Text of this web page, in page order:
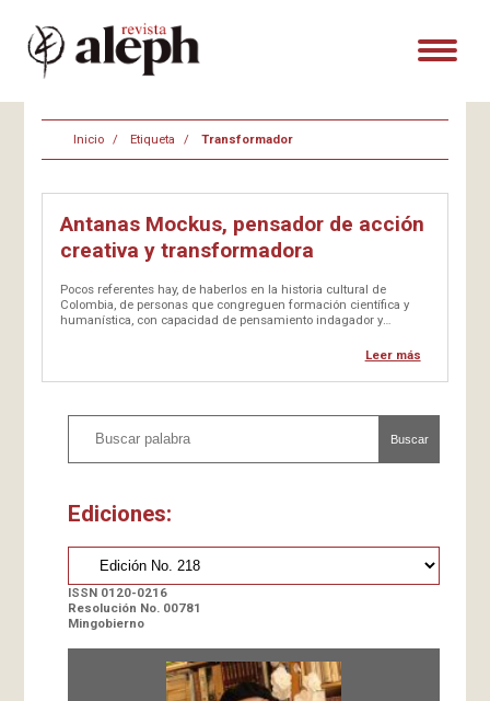
Inicio Etiqueta Transformador
Antanas Mockus, pensador de acción
creativa y transformadora
Pocos referentes hay, de haberlos en la historia cultural de
Colombia, de personas que congreguen formación científica y
humanística, con capacidad de pensamiento indagador y
(n. 1952) es caso singular. De estirpe lituano-judía, nacido en
Colombia, siempre el mejor alumno, estudioso, con capacidad…
Leer más
Buscar
Ediciones:
ISSN 0120-0216
Resolución No. 00781
Mingobierno